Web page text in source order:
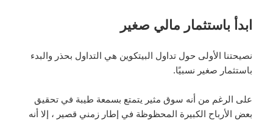
ابدأ باستثمار مالي صغير
نصيحتنا الأولى حول تداول البيتكوين هي التداول بحذر والبدء
باستثمار صغير نسبيًا.
على الرغم من أنه سوق مثير يتمتع بسمعة طيبة في تحقيق
بعض الأرباح الكبيرة المحظوظة في إطار زمني قصير ، إلا أنه